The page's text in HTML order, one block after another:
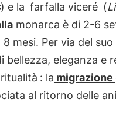
) e la farfalla viceré (
monarca è di 2-6
mesi. Per via del
bellezza, eleganza e
: la migrazione
al ritorno delle